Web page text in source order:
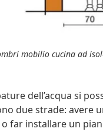
mobilio cucina ad
dell’acqua si
due strade: avere
far installare un